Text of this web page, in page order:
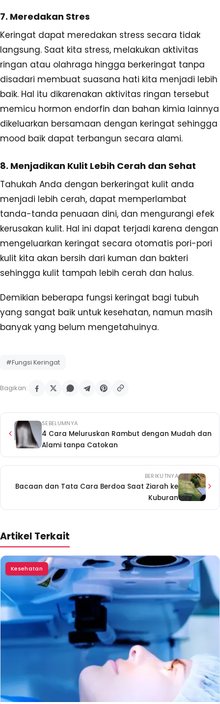
7. Meredakan Stres
Keringat dapat meredakan stress secara tidak
langsung. Saat kita stress, melakukan aktivitas
ringan atau olahraga hingga berkeringat tanpa
disadari membuat suasana hati kita menjadi lebih
baik. Hal itu dikarenakan aktivitas ringan tersebut
memicu hormon endorfin dan bahan kimia lainnya
dikeluarkan bersamaan dengan keringat sehingga
mood baik dapat terbangun secara alami.
8. Menjadikan Kulit Lebih Cerah dan Sehat
Tahukah Anda dengan berkeringat kulit anda
menjadi lebih cerah, dapat memperlambat
tanda-tanda penuaan dini, dan mengurangi efek
kerusakan kulit. Hal ini dapat terjadi karena dengan
mengeluarkan keringat secara otomatis pori-pori
kulit kita akan bersih dari kuman dan bakteri
sehingga kulit tampah lebih cerah dan halus.
Demikian beberapa fungsi keringat bagi tubuh
yang sangat baik untuk kesehatan, namun masih
banyak yang belum mengetahuinya.
#Fungsi Keringat
Bagikan:
SEBELUMNYA
4 Cara Meluruskan Rambut dengan Mudah dan
Alami tanpa Catokan
BERIKUTNYA
Bacaan dan Tata Cara Berdoa Saat Ziarah ke
Kuburan
Artikel Terkait
Kesehatan